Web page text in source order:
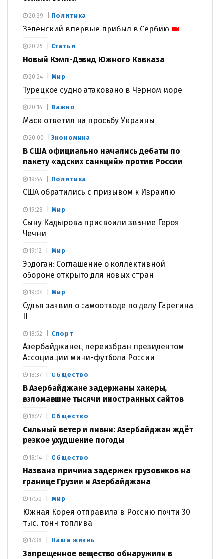
Политика
Зеленский впервые прибыл в Сербию
20:39
Статьи
Новый Кэмп-Дэвид Южного Кавказа
20:25
Мир
Турецкое судно атаковано в Черном море
20:24
Важно
Маск ответил на просьбу Украины
20:14
Экономика
В США официально начались дебаты по
пакету «адских санкций» против России
20:00
Политика
США обратились с призывом к Израилю
19:44
Мир
Сыну Кадырова присвоили звание Героя
Чечни
19:28
Мир
Эрдоган: Соглашение о коллективной
обороне открыто для новых стран
19:12
Мир
Судья заявил о самоотводе по делу Гарегина
19:04
Спорт
Азербайджанец переизбран президентом
Ассоциации мини-футбола России
18:52
Общество
В Азербайджане задержаны хакеры,
взломавшие тысячи иностранных сайтов
18:37
Общество
Сильный ветер и ливни: Азербайджан ждёт
резкое ухудшение погоды
18:27
Общество
Названа причина задержек грузовиков на
границе Грузии и Азербайджана
18:14
Мир
Южная Корея отправила в Россию почти 30
тыс. тонн топлива
17:50
Наша жизнь
Запрещенное вещество обнаружили в
17:38